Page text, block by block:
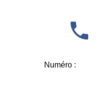
Numéro :